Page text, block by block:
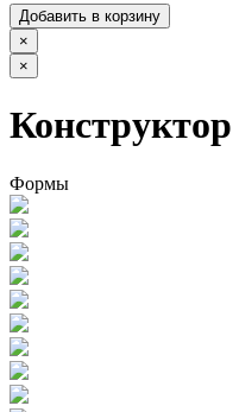
Добавить в корзину
×
×
Формы